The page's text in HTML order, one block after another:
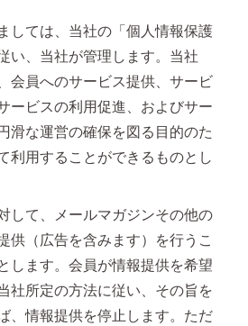
ドピアス
しては、当社の「個人情報保護
い、当社が管理します。当社
会員へのサービス提供、サービ
ービスの利用促進、およびサー
滑な運営の確保を図る目的のた
利用することができるものとし
して、メールマガジンその他の
供（広告を含みます）を行うこ
します。会員が情報提供を希望
社所定の方法に従い、その旨を
、情報提供を停止します。ただ